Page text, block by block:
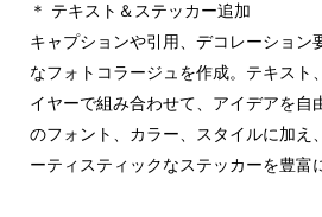
＊ テキスト＆ステッカー追加
キャプションや引用、デコレーション
なフォトコラージュを作成。テキスト
イヤーで組み合わせて、アイデアを自
のフォント、カラー、スタイルに加え
ーティスティックなステッカーを豊富